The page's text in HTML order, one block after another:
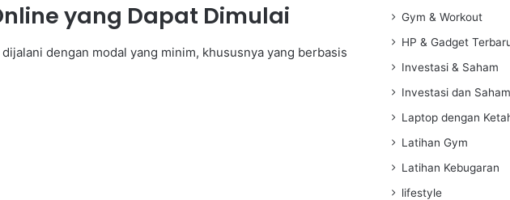
yang Dapat Dimulai
dengan modal yang minim, khususnya yang berbasis
Gym & Workout
HP & Gadget
Investasi & Saham
Investasi dan Saham
Laptop dengan
Latihan Gym
Latihan Kebugaran
lifestyle